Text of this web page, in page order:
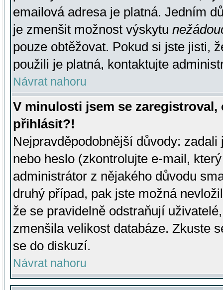
emailová adresa je platná. Jedním
je zmenšit možnost výskytu
pouze obtěžovat. Pokud si jste jisti,
použili je platná, kontaktujte
Návrat nahoru
V minulosti jsem se
přihlásit?!
Nejpravděpodobnější důvody:
nebo heslo (zkontrolujte e-mail,
administrátor z nějakého důvodu
druhý případ, pak jste možná
že se pravidelně odstraňují
zmenšila velikost databáze. Zkuste
se do diskuzí.
Návrat nahoru